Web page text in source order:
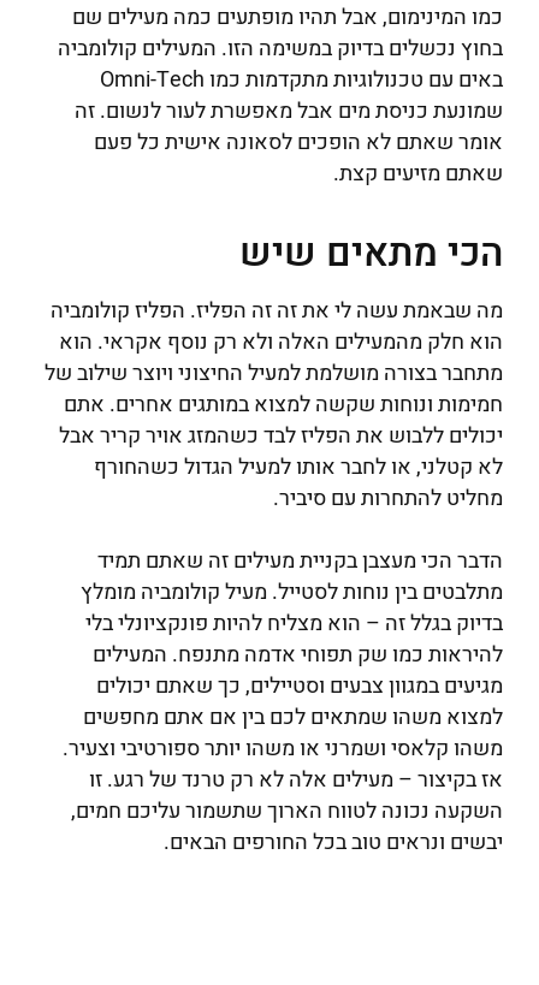
כמו המינימום, אבל תהיו מופתעים כמה מעילים שם
בחוץ נכשלים בדיוק במשימה הזו. המעילים קולומביה
באים עם טכנולוגיות מתקדמות כמו Omni-Tech
שמונעת כניסת מים אבל מאפשרת לעור לנשום. זה
אומר שאתם לא הופכים לסאונה אישית כל פעם
שאתם מזיעים קצת.
הכי מתאים שיש
מה שבאמת עשה לי את זה זה הפליז. הפליז קולומביה
הוא חלק מהמעילים האלה ולא רק נוסף אקראי. הוא
מתחבר בצורה מושלמת למעיל החיצוני ויוצר שילוב של
חמימות ונוחות שקשה למצוא במותגים אחרים. אתם
יכולים ללבוש את הפליז לבד כשהמזג אויר קריר אבל
לא קטלני, או לחבר אותו למעיל הגדול כשהחורף
מחליט להתחרות עם סיביר.
הדבר הכי מעצבן בקניית מעילים זה שאתם תמיד
מתלבטים בין נוחות לסטייל. מעיל קולומביה מומלץ
בדיוק בגלל זה – הוא מצליח להיות פונקציונלי בלי
להיראות כמו שק תפוחי אדמה מתנפח. המעילים
מגיעים במגוון צבעים וסטיילים, כך שאתם יכולים
למצוא משהו שמתאים לכם בין אם אתם מחפשים
משהו קלאסי ושמרני או משהו יותר ספורטיבי וצעיר.
אז בקיצור – מעילים אלה לא רק טרנד של רגע. זו
השקעה נכונה לטווח הארוך שתשמור עליכם חמים,
יבשים ונראים טוב בכל החורפים הבאים.